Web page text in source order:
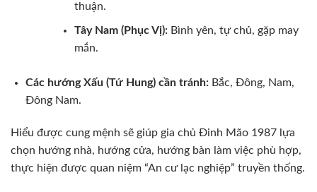
thuận.
Tây Nam (Phục Vị):Bình yên, tự chủ, gặp may
mắn.
Các hướng Xấu (Tứ Hung) cần tránh:Bắc, Đông, Nam,
Đông Nam.
Hiểu được cung mệnh sẽ giúp gia chủ Đinh Mão 1987 lựa
chọn hướng nhà, hướng cửa, hướng bàn làm việc phù hợp,
thực hiện được quan niệm “An cư lạc nghiệp” truyền thống.